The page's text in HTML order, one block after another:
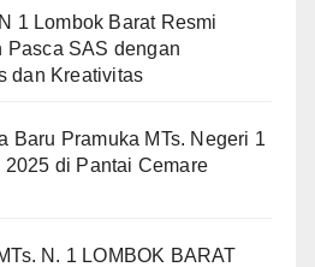
1 Lombok Barat Resmi
Pasca SAS dengan
dan Kreativitas
Baru Pramuka MTs. Negeri 1
2025 di Pantai Cemare
N. 1 LOMBOK BARAT